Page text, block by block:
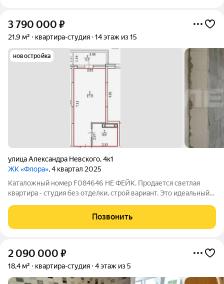
3 790 000 ₽
21,9 м² квартира-студия 14 этаж из 15
новостройка
улица Александра Невского,4к1
ЖК «Флора», 4 квартал 2025
Каталожный номер F084646 НЕ ФЕЙК. Продается светлая
квартира - студия без отделки, строй вариант. Это идеальный
возможность спланировать пространство именно под себя,
как удобно вашей семье.
Позвонить
2 090 000 ₽
18,4 м² квартира-студия 4 этаж из 5